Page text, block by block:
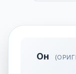
Он